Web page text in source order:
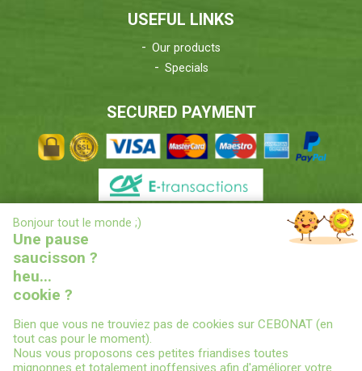
USEFUL LINKS
Our products
Specials
SECURED PAYMENT
DELIVERIES INFORMATIONS
© 2022CEBONAT - BOYAUX-SAUCISSES-EPICES-CONSERVES
X
Bonjour tout le monde ;)
Une pause
saucisson ?
heu...
cookie ?
Bien que vous ne trouviez pas de cookies sur CEBONAT (en
tout cas pour le moment).
Nous vous proposons ces petites friandises toutes
mignonnes et totalement inoffensives afin d'améliorer votre